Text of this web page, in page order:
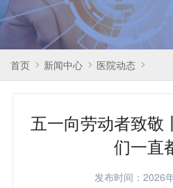
首页 新闻中心 医院动态
五一向劳动者致敬
们一直
发布时间：2026